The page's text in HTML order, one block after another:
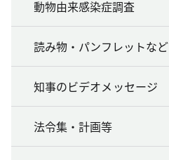
動物由来感染症調査
読み物・パンフレットなど
知事のビデオメッセージ
法令集・計画等